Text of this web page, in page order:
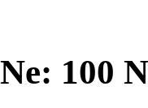
Ne: 100